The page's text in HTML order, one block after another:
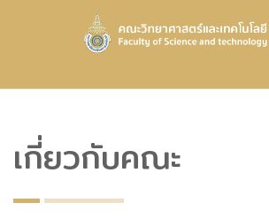
เกี่ยวกับคณะ